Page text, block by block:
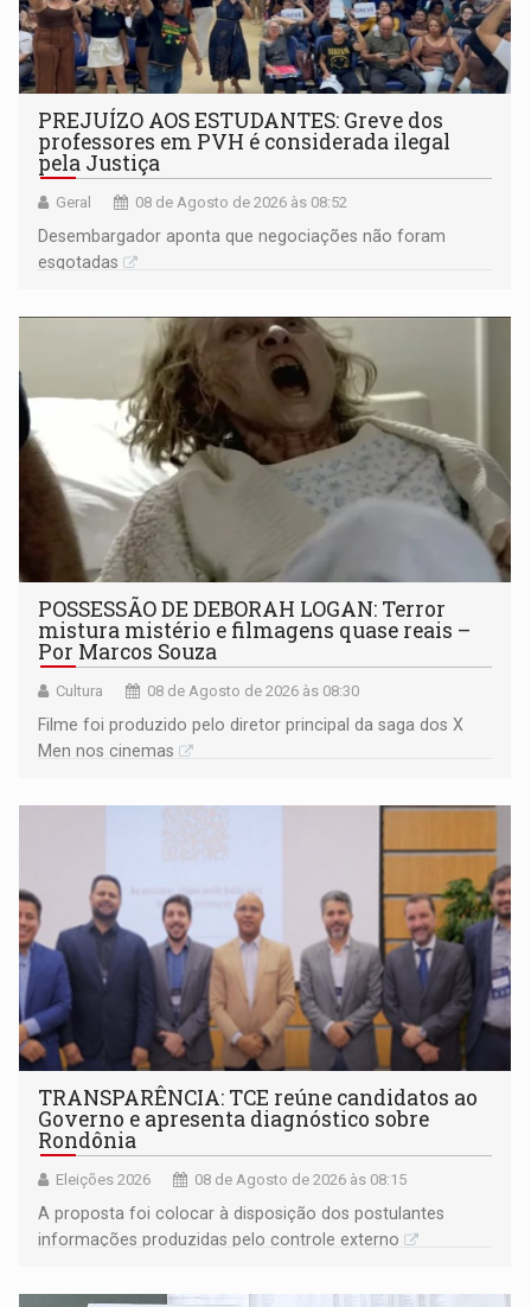
PREJUÍZO AOS ESTUDANTES: Greve dos
professores em PVH é considerada ilegal
pela Justiça
Geral 08 de Agosto de 2026 às 08:52
Desembargador aponta que negociações não foram
esgotadas
POSSESSÃO DE DEBORAH LOGAN: Terror
mistura mistério e filmagens quase reais –
Por Marcos Souza
Cultura 08 de Agosto de 2026 às 08:30
Filme foi produzido pelo diretor principal da saga dos X
Men nos cinemas
TRANSPARÊNCIA: TCE reúne candidatos ao
Governo e apresenta diagnóstico sobre
Rondônia
Eleições 2026 08 de Agosto de 2026 às 08:15
A proposta foi colocar à disposição dos postulantes
informações produzidas pelo controle externo